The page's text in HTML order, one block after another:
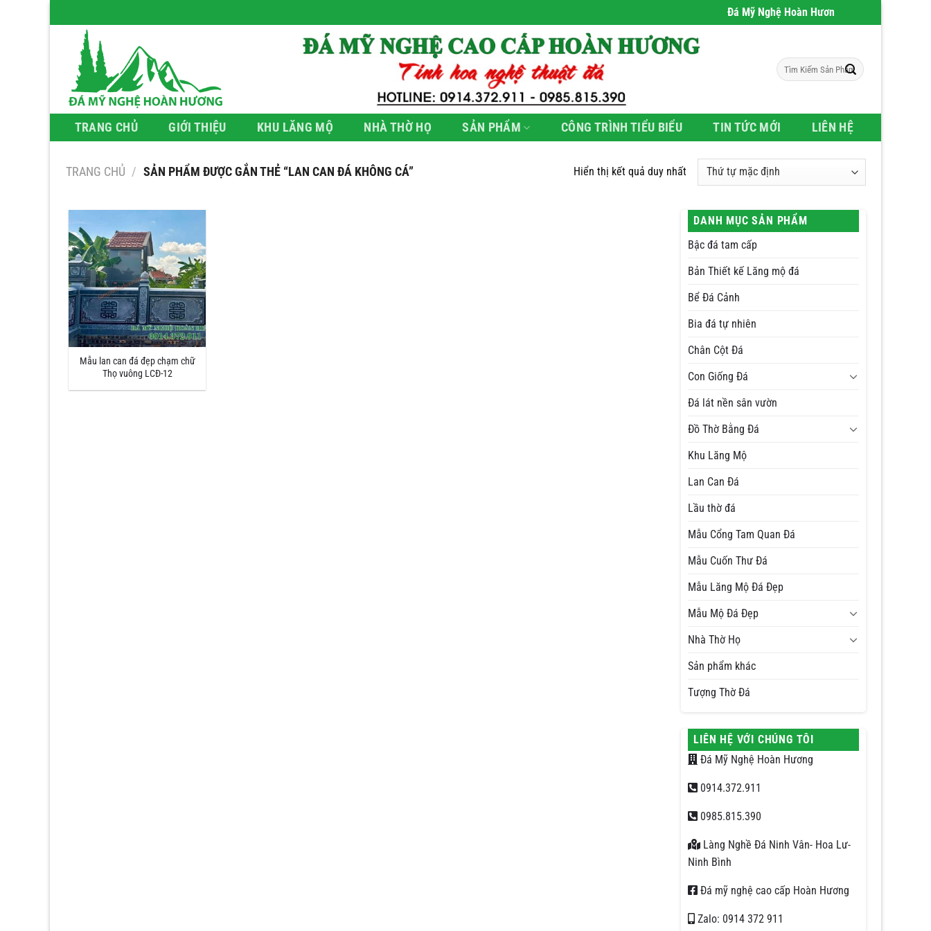
qua
Đá Mỹ Nghệ Hoàn Hương- Chúng tôi chuyên
Tìm
kiếm:
TRANG CHỦ GIỚI THIỆU KHU LĂNG MỘ NHÀ THỜ HỌ SẢN PHẨM CÔNG TRÌNH TIỂU BIỂU TIN TỨC MỚI LIÊN HỆ
TRANG CHỦ / SẢN PHẨM ĐƯỢC GẮN THẺ “LAN CAN ĐÁ KHÔNG CÁ” Hiển thị kết quả duy nhất
Mẫu lan can đá đẹp chạm chữ
Thọ vuông LCĐ-12
DANH MỤC SẢN PHẨM
Bậc đá tam cấp
Bản Thiết kế Lăng mộ đá
Bể Đá Cảnh
Bia đá tự nhiên
Chân Cột Đá
Con Giống Đá
Đá lát nền sân vườn
Đồ Thờ Bằng Đá
Khu Lăng Mộ
Lan Can Đá
Lầu thờ đá
Mẫu Cổng Tam Quan Đá
Mẫu Cuốn Thư Đá
Mẫu Lăng Mộ Đá Đẹp
Mẫu Mộ Đá Đẹp
Nhà Thờ Họ
Sản phẩm khác
Tượng Thờ Đá
LIÊN HỆ VỚI CHÚNG TÔI
Đá Mỹ Nghệ Hoàn Hương
0914.372.911
0985.815.390
Làng Nghề Đá Ninh Vân- Hoa Lư-
Ninh Bình
Đá mỹ nghệ cao cấp Hoàn Hương
Zalo: 0914 372 911